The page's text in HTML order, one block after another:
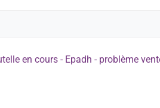
en cours - Epadh - problème